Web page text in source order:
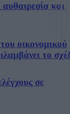
και
οικονομικού
το
σε